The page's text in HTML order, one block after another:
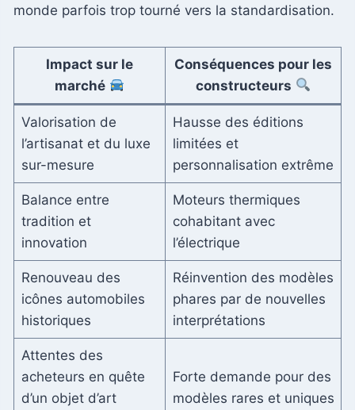
monde parfois trop tourné vers la standardisation.
Impact sur le
marché
Conséquences pour les
constructeurs
Valorisation de
l’artisanat et du luxe
sur-mesure
Hausse des éditions
limitées et
personnalisation extrême
Balance entre
tradition et
innovation
Moteurs thermiques
cohabitant avec
l’électrique
Renouveau des
icônes automobiles
historiques
Réinvention des modèles
phares par de nouvelles
interprétations
Attentes des
acheteurs en quête
d’un objet d’art
Forte demande pour des
modèles rares et uniques